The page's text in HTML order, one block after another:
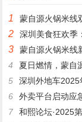
1 蒙自源火锅米线
2 深圳美食狂欢季
3
蒙自源火锅米线
4
夏日燃情，蒙自
5
深圳外地车
6
外卖平台启动应
7
和熙论坛·2025